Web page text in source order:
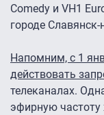
Comedy и VH1
городе
Напомним, с 1
действовать
телеканалах.
эфирную частоту